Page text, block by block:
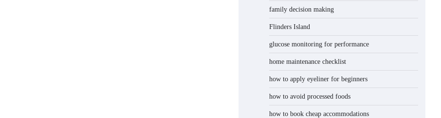
family decision making
Flinders Island
glucose monitoring for performance
home maintenance checklist
how to apply eyeliner for beginners
how to avoid processed foods
how to book cheap accommodations